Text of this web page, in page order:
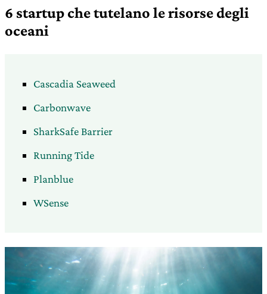
6 startup che tutelano le risorse degli
oceani
Cascadia Seaweed
Carbonwave
SharkSafe Barrier
Running Tide
Planblue
WSense